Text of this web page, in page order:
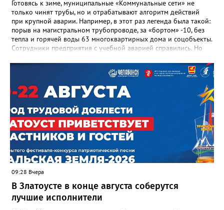
Готовясь к зиме, муниципальные «Коммунальные сети» не
только чинят трубы, но и отрабатывают алгоритм действий
при крупной аварии. Например, в этот раз легенда была такой:
порыв на магистральном трубопроводе, за «бортом» -10, без
тепла и горячей воды 63 многоквартирных дома и соцобъекты.
Сотрудники предприятия с учебной аварией справились. Но
отметили и недочёты. «Например, управляющие компании
несвоевременно приняли меры для предотвращения
“перемерзания” общей домовой тепловой сети
многоквартирного дома, отсутствовало взаимодействие с
ресурсоснабжающей организацией, ЕДДС и иными службами»,
— сообщила начальник Главного управления ГЖИ Ирина
Настенко. В следующий раз, рекомендовали в
Госжилинспекции, службы должны действовать слаженно. И
оперативно делиться информацией со всеми
заинтересованными – от поставщика тепла до конечных
потребителей.
09:28 Вчера
В Златоусте в конце августа соберутся
лучшие исполнители